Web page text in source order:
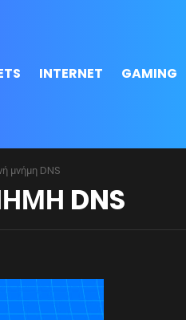
INTERNET GAMING
μνήμη DNS
DNS